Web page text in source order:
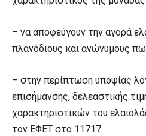
– να αποφεύγουν την αγορά
πλανόδιους και ανώνυμους
– στην περίπτωση υποψίας
επισήμανσης, δελεαστικής
χαρακτηριστικών του
τον ΕΦΕΤ στο 11717.